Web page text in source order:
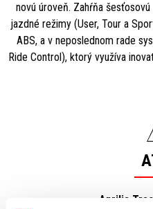
novú úroveň. Zahŕňa
jazdné režimy (User, Tour a
ABS, a v neposlednom rade
Ride Control), ktorý využíva
Aprilia